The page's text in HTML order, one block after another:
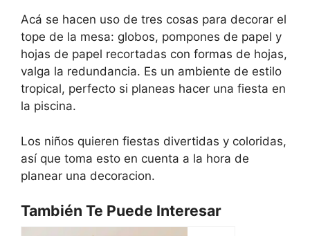
Acá se hacen uso de tres cosas para decorar el
tope de la mesa: globos, pompones de papel y
hojas de papel recortadas con formas de hojas,
valga la redundancia. Es un ambiente de estilo
tropical, perfecto si planeas hacer una fiesta en
la piscina.
Los niños quieren fiestas divertidas y coloridas,
así que toma esto en cuenta a la hora de
planear una decoracion.
También Te Puede Interesar